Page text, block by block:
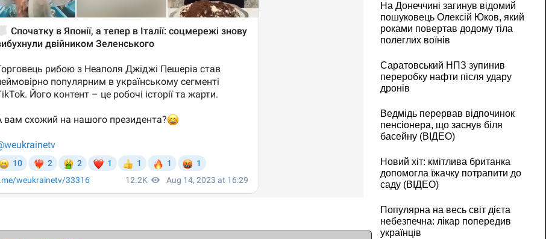
На Донеччині загинув відомий
пошуковець Олексій Юков, який
роками повертав додому тіла
полеглих воїнів
Саратовський НПЗ зупинив
переробку нафти після удару
дронів
Ведмідь перервав відпочинок
пенсіонера, що заснув біля
басейну (ВІДЕО)
Новий хіт: кмітлива британка
допомогла їжачку потрапити до
саду (ВІДЕО)
Популярна на весь світ дієта
небезпечна: лікар попередив
українців